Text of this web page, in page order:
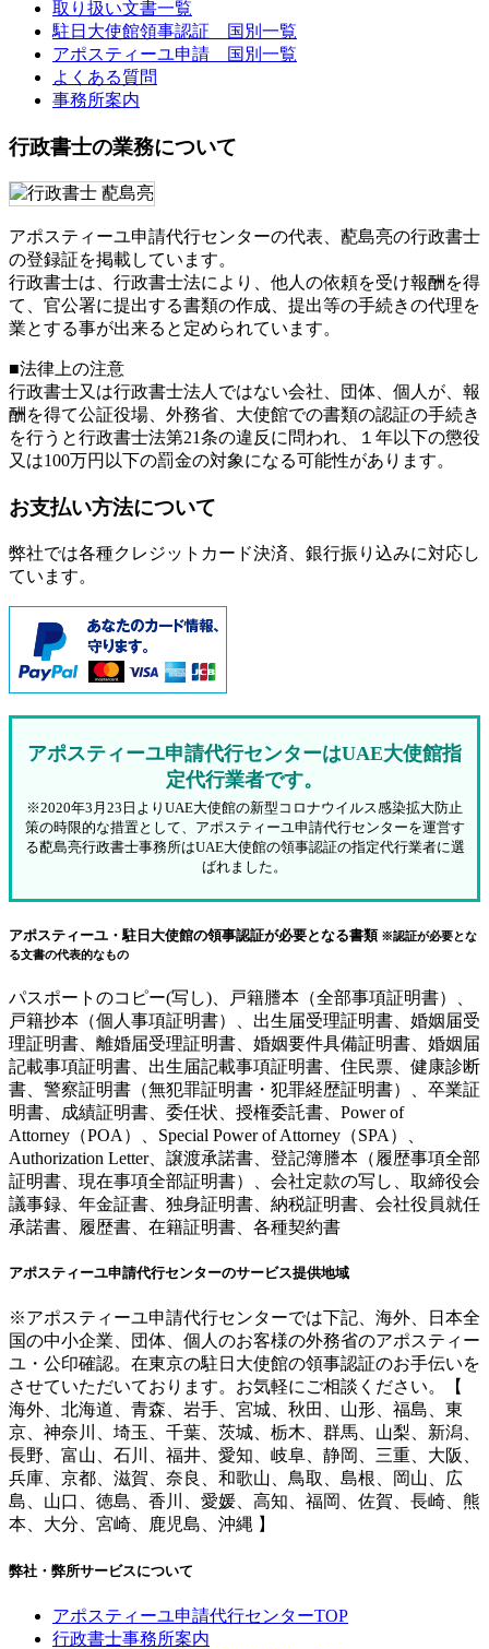
取り扱い文書一覧
駐日大使館領事認証 国別一覧
アポスティーユ申請 国別一覧
よくある質問
事務所案内
行政書士の業務について
アポスティーユ申請代行センターの代表、蓜島亮の行政書士
の登録証を掲載しています。
行政書士は、行政書士法により、他人の依頼を受け報酬を得
て、官公署に提出する書類の作成、提出等の手続きの代理を
業とする事が出来ると定められています。
■法律上の注意
行政書士又は行政書士法人ではない会社、団体、個人が、報
酬を得て公証役場、外務省、大使館での書類の認証の手続き
を行うと行政書士法第21条の違反に問われ、
１年以下の懲役
又は100万円以下の罰金の対象になる可能性があります。
お支払い方法について
弊社では各種クレジットカード決済、銀行振り込みに対応し
ています。
アポスティーユ申請代行センターはUAE大使館指
定代行業者です。
※2020年3月23日よりUAE大使館の新型コロナウイルス感染拡大防止
策の時限的な措置として、アポスティーユ申請代行センターを運営す
る蓜島亮行政書士事務所はUAE大使館の領事認証の指定代行業者に選
ばれました。
アポスティーユ・駐日大使館の領事認証が必要となる書類 ※認証が必要とな
る文書の代表的なもの
パスポートのコピー(写し)、戸籍謄本（全部事項証明書）、
戸籍抄本（個人事項証明書）、出生届受理証明書、婚姻届受
理証明書、離婚届受理証明書、婚姻要件具備証明書、婚姻届
記載事項証明書、出生届記載事項証明書、住民票、健康診断
書、警察証明書（無犯罪証明書・犯罪経歴証明書）、卒業証
明書、成績証明書、委任状、授権委託書、Power of
Attorney（POA）、Special Power of Attorney（SPA）、
Authorization Letter、譲渡承諾書、登記簿謄本（履歴事項全部
証明書、現在事項全部証明書）、会社定款の写し、取締役会
議事録、年金証書、独身証明書、納税証明書、会社役員就任
承諾書、履歴書、在籍証明書、各種契約書
アポスティーユ申請代行センターのサービス提供地域
※アポスティーユ申請代行センターでは下記、海外、日本全
国の中小企業、団体、個人のお客様の外務省のアポスティー
ユ・公印確認。在東京の駐日大使館の領事認証のお手伝いを
させていただいております。お気軽にご相談ください。【
海外、北海道、青森、岩手、宮城、秋田、山形、福島、東
京、神奈川、埼玉、千葉、茨城、栃木、群馬、山梨、新潟、
長野、富山、石川、福井、愛知、岐阜、静岡、三重、大阪、
兵庫、京都、滋賀、奈良、和歌山、鳥取、島根、岡山、広
島、山口、徳島、香川、愛媛、高知、福岡、佐賀、長崎、熊
本、大分、宮崎、鹿児島、沖縄 】
弊社・弊所サービスについて
アポスティーユ申請代行センターTOP
行政書士事務所案内